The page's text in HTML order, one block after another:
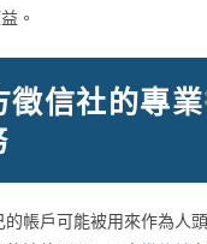
。
徵信社的專業
的帳戶可能被用來作為人